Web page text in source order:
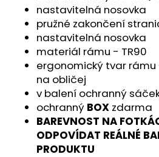
nastavitelná nosovka
pružné zakončení
nastavitelná nosovka
materiál rámu - TR90
ergonomický tvar
na obličej
v balení ochranný
ochranný BOX zdarma
BAREVNOST NA
ODPOVÍDAT REÁLNÉ
PRODUKTU
HLEDAT